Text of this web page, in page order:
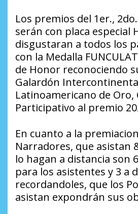
Los premios del 1er.,
serán con placa especial
disgustaran a todos los
con la Medalla
de Honor reconociendo
Galardón
Latinoamericano de Oro,
Participativo al premio
En cuanto a la
Narradores, que asistan
lo hagan a distancia son
para los asistentes y 3 a
recordandoles, que los
asistan expondrán sus